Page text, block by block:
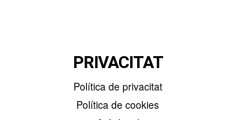
PRIVACITAT
Política de privacitat
Política de cookies